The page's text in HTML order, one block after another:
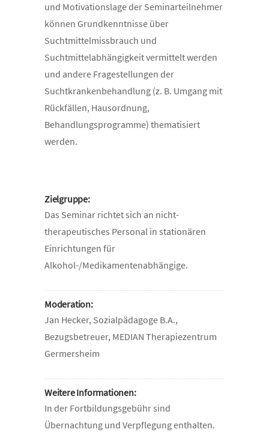
und Motivationslage der Seminarteilnehmer
können Grundkenntnisse über
Suchtmittelmissbrauch und
Suchtmittelabhängigkeit vermittelt werden
und andere Fragestellungen der
Suchtkrankenbehandlung (z. B. Umgang mit
Rückfällen, Hausordnung,
Behandlungsprogramme) thematisiert
werden.
Zielgruppe:
Das Seminar richtet sich an nicht-
therapeutisches Personal in stationären
Einrichtungen für
Alkohol-/Medikamentenabhängige.
Moderation:
Jan Hecker, Sozialpädagoge B.A.,
Bezugsbetreuer, MEDIAN Therapiezentrum
Germersheim
Weitere Informationen:
In der Fortbildungsgebühr sind
Übernachtung und Verpflegung enthalten.